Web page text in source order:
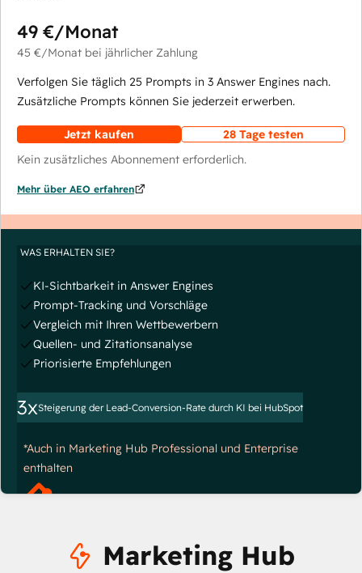
49 €/Monat
45 €/Monat bei jährlicher Zahlung
Verfolgen Sie täglich 25 Prompts in 3 Answer Engines nach.
Zusätzliche Prompts können Sie jederzeit erwerben.
Jetzt kaufen
28 Tage testen
Kein zusätzliches Abonnement erforderlich.
Mehr über AEO erfahren
WAS ERHALTEN SIE?
KI-Sichtbarkeit in Answer Engines
Prompt-Tracking und Vorschläge
Vergleich mit Ihren Wettbewerbern
Quellen- und Zitationsanalyse
Priorisierte Empfehlungen
3xSteigerung der Lead-Conversion-Rate durch KI bei HubSpot
*Auch in Marketing Hub Professional und Enterprise
enthalten
Marketing Hub